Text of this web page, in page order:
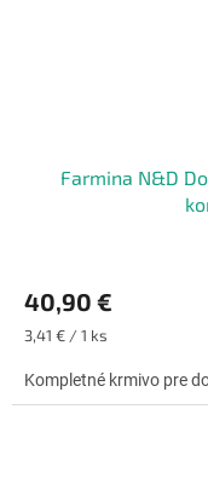
Farmina N&D
produktu
je
5,0
z
40,90 €
Jednotková
3,41 € / 1 ks
Kompletné krmivo pre